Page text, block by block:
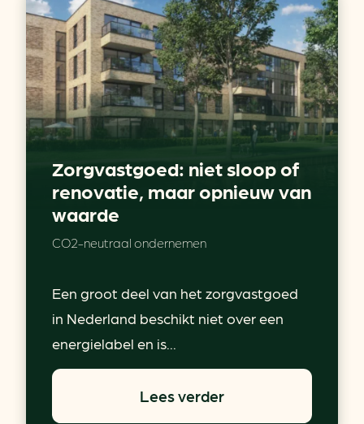
Zorgvastgoed: niet sloop of
renovatie, maar opnieuw van
waarde
CO2-neutraal ondernemen
Een groot deel van het zorgvastgoed
in Nederland beschikt niet over een
energielabel en is...
Lees verder